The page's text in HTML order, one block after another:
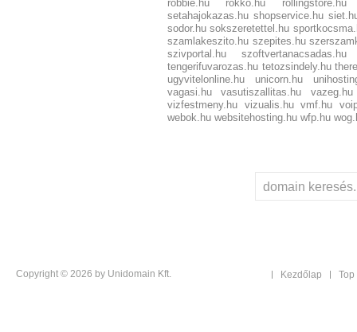
robbie.hu
rokko.hu
rollingstore.hu
setahajokazas.hu shopservice.hu
sodor.hu sokszeretettel.hu
szamlakeszito.hu szepites.hu
szivportal.hu
szoftvertanacsadas.hu
tengerifuvarozas.hu tetozsindely.hu
ugyvitelonline.hu
unicorn.hu
vagasi.hu
vasutiszallitas.hu
vazeg.hu
vizfestmeny.hu vizualis.hu vmf.hu
webok.hu websitehosting.hu wfp.hu
Copyright © 2026 by Unidomain Kft. Kezdőlap